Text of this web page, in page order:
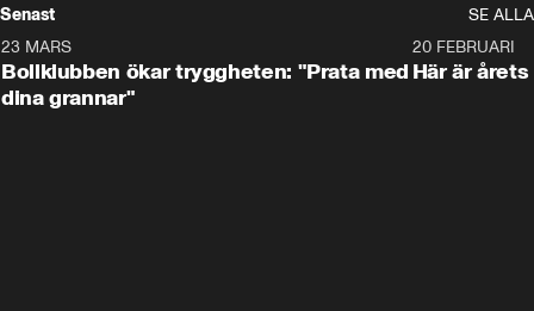
Senast
SE ALLA
23 MARS
Bollklubben ökar tryggheten: "Prata med
dina grannar"
20 FEBRUARI
Här är